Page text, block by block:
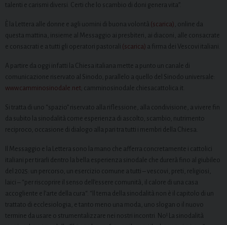
talenti e carismi diversi. Certi che lo scambio di doni genera vita”.
È la Lettera alle donne e agli uomini di buona volontà (scarica) , online da
questa mattina, insieme al Messaggio ai presbiteri, ai diaconi, alle consacrate
e consacrati e a tutti gli operatori pastorali (scarica) a firma dei Vescovi italiani.
A partire da oggi infatti la Chiesa italiana mette a punto un canale di
comunicazione riservato al Sinodo, parallelo a quello del Sinodo universale:
www.camminosinodale.net; camminosinodale.chiesacattolica.it.
Si tratta di uno “spazio” riservato alla riflessione, alla condivisione, a vivere fin
da subito la sinodalità come esperienza di ascolto, scambio, nutrimento
reciproco, occasione di dialogo alla pari tra tutti i membri della Chiesa.
Il Messaggio e la Lettera sono la mano che afferra concretamente i cattolici
italiani per tirarli dentro la bella esperienza sinodale che durerà fino al giubileo
del 2025: un percorso, un esercizio comune a tutti – vescovi, preti, religiosi,
laici – “per riscoprire il senso dell’essere comunità, il calore di una casa
accogliente e l’arte della cura“. “Il tema della sinodalità non è il capitolo di un
trattato di ecclesiologia, e tanto meno una moda, uno slogan o il nuovo
termine da usare o strumentalizzare nei nostri incontri. No! La sinodalità